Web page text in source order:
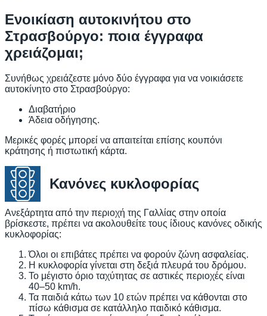
Ενοικίαση αυτοκινήτου στο
Στρασβούργο: ποια έγγραφα
χρειάζομαι;
Συνήθως χρειάζεστε μόνο δύο έγγραφα για να νοικιάσετε
αυτοκίνητο στο Στρασβούργο:
Διαβατήριο
Άδεια οδήγησης.
Μερικές φορές μπορεί να απαιτείται επίσης κουπόνι
κράτησης ή πιστωτική κάρτα.
Κανόνες κυκλοφορίας
Ανεξάρτητα από την περιοχή της Γαλλίας στην οποία
βρίσκεστε, πρέπει να ακολουθείτε τους ίδιους κανόνες οδικής
κυκλοφορίας:
Όλοι οι επιβάτες πρέπει να φορούν ζώνη ασφαλείας.
Η κυκλοφορία γίνεται στη δεξιά πλευρά του δρόμου.
Το μέγιστο όριο ταχύτητας σε αστικές περιοχές είναι
40–50 km/h.
Τα παιδιά κάτω των 10 ετών πρέπει να κάθονται στο
πίσω κάθισμα σε κατάλληλο παιδικό κάθισμα.